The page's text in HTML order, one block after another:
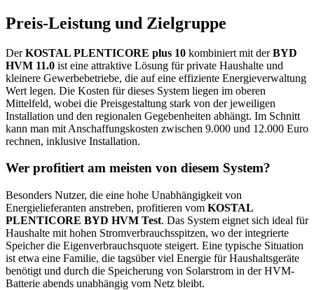
Preis-Leistung und Zielgruppe
DerKOSTAL PLENTICORE plus 10 kombiniert mit derBYD
HVM 11.0 ist eine attraktive Lösung für private Haushalte und
kleinere Gewerbebetriebe, die auf eine effiziente Energieverwaltung
Wert legen. Die Kosten für dieses System liegen im oberen
Mittelfeld, wobei die Preisgestaltung stark von der jeweiligen
Installation und den regionalen Gegebenheiten abhängt. Im Schnitt
kann man mit Anschaffungskosten zwischen 9.000 und 12.000 Euro
rechnen, inklusive Installation.
Wer profitiert am meisten von diesem System?
Besonders Nutzer, die eine hohe Unabhängigkeit von
Energielieferanten anstreben, profitieren vom KOSTAL
PLENTICORE BYD HVM Test. Das System eignet sich ideal für
Haushalte mit hohen Stromverbrauchsspitzen, wo der integrierte
Speicher die Eigenverbrauchsquote steigert. Eine typische Situation
ist etwa eine Familie, die tagsüber viel Energie für Haushaltsgeräte
benötigt und durch die Speicherung von Solarstrom in der HVM-
Batterie abends unabhängig vom Netz bleibt.